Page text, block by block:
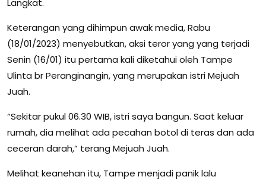
Langkat.
Keterangan yang dihimpun awak media, Rabu
(18/01/2023) menyebutkan, aksi teror yang yang terjadi
Senin (16/01) itu pertama kali diketahui oleh Tampe
Ulinta br Peranginangin, yang merupakan istri Mejuah
Juah.
“Sekitar pukul 06.30 WIB, istri saya bangun. Saat keluar
rumah, dia melihat ada pecahan botol di teras dan ada
ceceran darah,” terang Mejuah Juah.
Melihat keanehan itu, Tampe menjadi panik lalu